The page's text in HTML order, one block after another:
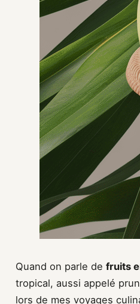
Quand on parle de fruits
tropical, aussi appelé
lors de mes voyages